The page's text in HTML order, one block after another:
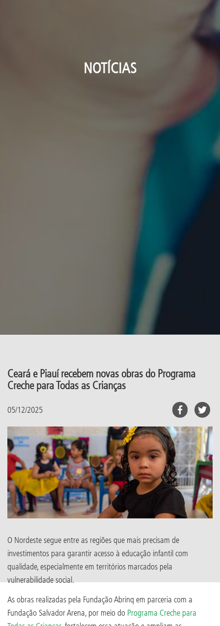
NOTÍCIAS
Ceará e Piauí recebem novas obras do Programa
Creche para Todas as Crianças
05/12/2025
O Nordeste segue entre as regiões que mais precisam de
investimentos para garantir acesso à educação infantil com
qualidade, especialmente em territórios marcados pela
vulnerabilidade social.
As obras realizadas pela Fundação Abrinq em parceria com a
Fundação Salvador Arena, por meio do Programa Creche para